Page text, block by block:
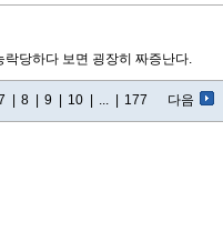
당하다 보면 굉장히 짜증난다.
8 9 10 ... 177 다음